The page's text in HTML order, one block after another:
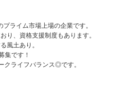
プライム市場上場の企業です。
り、資格支援制度もあります。
風土あり。
集です！
クライフバランス◎です。